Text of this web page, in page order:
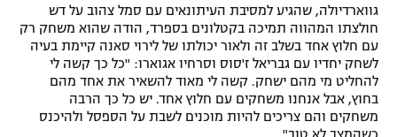
גווארדיולה, שהגיע למסיבת העיתונאים עם סמל צהוב על דש
חולצתו המהווה תמיכה בקטלונים בספרד, הודה שהוא משחק רק
עם חלוץ אחד בשלב זה ולאור יכולתו של לירוי סאנה קיימת בעיה
לשחק יחדיו עם גבריאל ז'סוס וסרחיו אגוארו: "כל כך קשה לי
להחליט מי מהם ישחק. קשה לי מאוד להשאיר את אחד מהם
בחוץ, אבל אנחנו משחקים עם חלוץ אחד. יש כל כך הרבה
משחקים והם צריכים להיות מוכנים לשבת על הספסל ולהיכנס